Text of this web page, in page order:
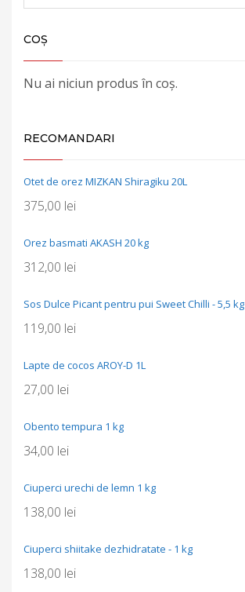
COȘ
Nu ai niciun produs în coș.
RECOMANDARI
Otet de orez MIZKAN Shiragiku 20L
375,00 lei
Orez basmati AKASH 20 kg
312,00 lei
Sos Dulce Picant pentru pui Sweet Chilli - 5,5 kg
119,00 lei
Lapte de cocos AROY-D 1L
27,00 lei
Obento tempura 1 kg
34,00 lei
Ciuperci urechi de lemn 1 kg
138,00 lei
Ciuperci shiitake dezhidratate - 1 kg
138,00 lei